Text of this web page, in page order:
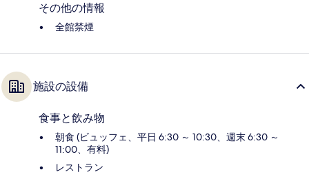
その他の情報
全館禁煙
施設の設備
食事と飲み物
朝食 (ビュッフェ、平日 6:30 ～ 10:30、週末 6:30 ～
11:00、有料)
レストラン